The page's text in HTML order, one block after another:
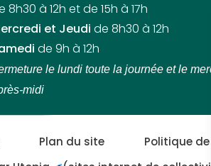
8h30 à 12h et de 15h à 17h
et Jeudi de 8h30 à 12h
de 9h à 12h
le lundi toute la journéeet le
midi
Plan du site Politique de